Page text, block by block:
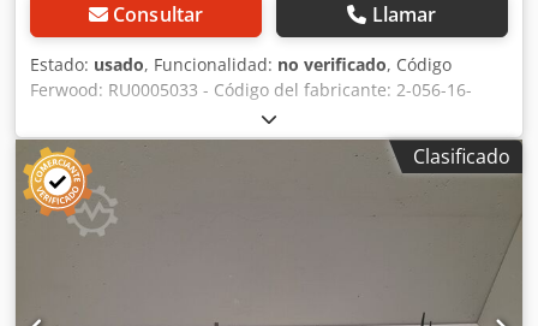
Consultar Llamar
Estado: usado, Funcionalidad: no verificado, Código
Ferwood: RU0005033 - Código del fabricante: 2-056-16-
0760 - Estado: Usado - Funcionalidad: No probado -
Máquina compatible: CNC HOMAG - Si está interesado,
ofrecemos un servicio de revisión; póngase en contacto
con nosotros. Chsdpfszmh A Dsx Ahboa
Clasificado